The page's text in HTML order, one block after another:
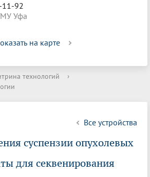
11-92
Уфа
на карте
технологий
›
Все устройства
суспензии опухолевых
для секвенирования